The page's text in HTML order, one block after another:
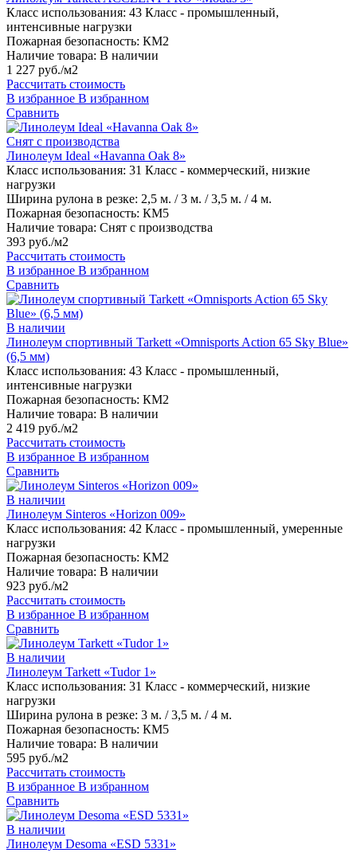
Класс использования: 43 Класс - промышленный,
интенсивные нагрузки
Пожарная безопасность: КМ2
Наличие товара: В наличии
1 227 руб./м2
Рассчитать стоимость
В избранное В избранном
Сравнить
Снят с производства
Линолеум Ideal «Havanna Oak 8»
Класс использования: 31 Класс - коммерческий, низкие
нагрузки
Ширина рулона в резке: 2,5 м. / 3 м. / 3,5 м. / 4 м.
Пожарная безопасность: КМ5
Наличие товара: Снят с производства
393 руб./м2
Рассчитать стоимость
В избранное В избранном
Сравнить
В наличии
Линолеум спортивный Tarkett «Omnisports Action 65 Sky Blue»
(6,5 мм)
Класс использования: 43 Класс - промышленный,
интенсивные нагрузки
Пожарная безопасность: КМ2
Наличие товара: В наличии
2 419 руб./м2
Рассчитать стоимость
В избранное В избранном
Сравнить
В наличии
Линолеум Sinteros «Horizon 009»
Класс использования: 42 Класс - промышленный, умеренные
нагрузки
Пожарная безопасность: КМ2
Наличие товара: В наличии
923 руб./м2
Рассчитать стоимость
В избранное В избранном
Сравнить
В наличии
Линолеум Tarkett «Tudor 1»
Класс использования: 31 Класс - коммерческий, низкие
нагрузки
Ширина рулона в резке: 3 м. / 3,5 м. / 4 м.
Пожарная безопасность: КМ5
Наличие товара: В наличии
595 руб./м2
Рассчитать стоимость
В избранное В избранном
Сравнить
В наличии
Линолеум Desoma «ESD 5331»